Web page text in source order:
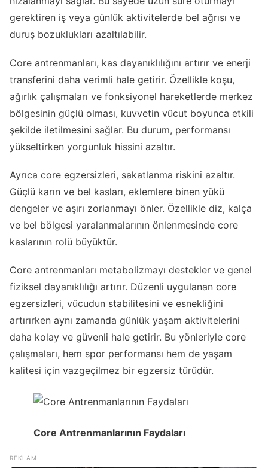
gerektiren iş veya günlük aktivitelerde bel ağrısı ve
duruş bozuklukları azaltılabilir.
Core antrenmanları, kas dayanıklılığını artırır ve enerji
transferini daha verimli hale getirir. Özellikle koşu,
ağırlık çalışmaları ve fonksiyonel hareketlerde merkez
bölgesinin güçlü olması, kuvvetin vücut boyunca etkili
şekilde iletilmesini sağlar. Bu durum, performansı
yükseltirken yorgunluk hissini azaltır.
Ayrıca core egzersizleri, sakatlanma riskini azaltır.
Güçlü karın ve bel kasları, eklemlere binen yükü
dengeler ve aşırı zorlanmayı önler. Özellikle diz, kalça
ve bel bölgesi yaralanmalarının önlenmesinde core
kaslarının rolü büyüktür.
Core antrenmanları metabolizmayı destekler ve genel
fiziksel dayanıklılığı artırır. Düzenli uygulanan core
egzersizleri, vücudun stabilitesini ve esnekliğini
artırırken aynı zamanda günlük yaşam aktivitelerini
daha kolay ve güvenli hale getirir. Bu yönleriyle core
çalışmaları, hem spor performansı hem de yaşam
kalitesi için vazgeçilmez bir egzersiz türüdür.
Core Antrenmanlarının Faydaları